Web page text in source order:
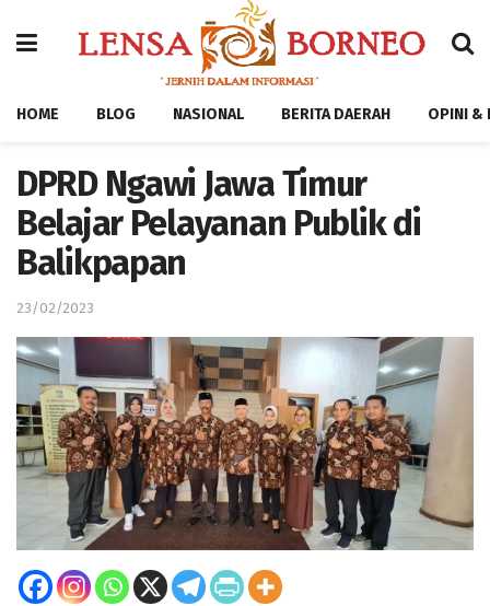
HOME BLOG NASIONAL BERITA DAERAH OPINI &
DPRD Ngawi Jawa Timur
Belajar Pelayanan Publik di
Balikpapan
23/02/2023